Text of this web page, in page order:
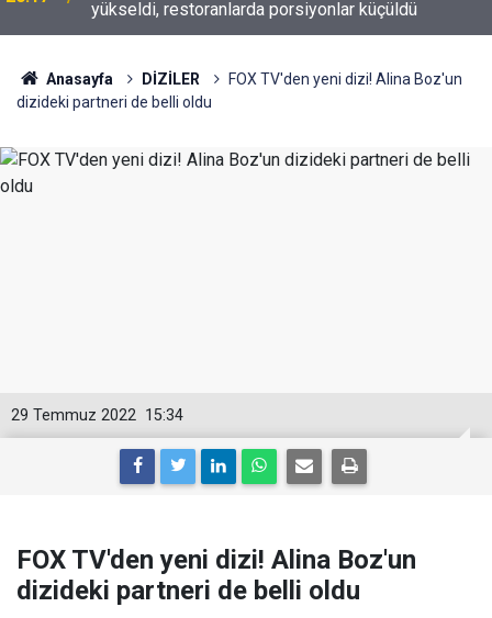
belli oldu
Anasayfa DİZİLER
FOX TV'den yeni dizi! Alina Boz'un
dizideki partneri de belli oldu
15:34
29 Temmuz 2022
FOX TV'den yeni dizi! Alina Boz'un
dizideki partneri de belli oldu